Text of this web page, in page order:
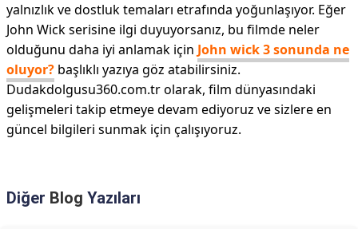
yalnızlık ve dostluk temaları etrafında yoğunlaşıyor. Eğer
John Wick serisine ilgi duyuyorsanız, bu filmde neler
olduğunu daha iyi anlamak için John wick 3 sonunda ne
oluyor? başlıklı yazıya göz atabilirsiniz.
Dudakdolgusu360.com.tr olarak, film dünyasındaki
gelişmeleri takip etmeye devam ediyoruz ve sizlere en
güncel bilgileri sunmak için çalışıyoruz.
Diğer Blog Yazıları